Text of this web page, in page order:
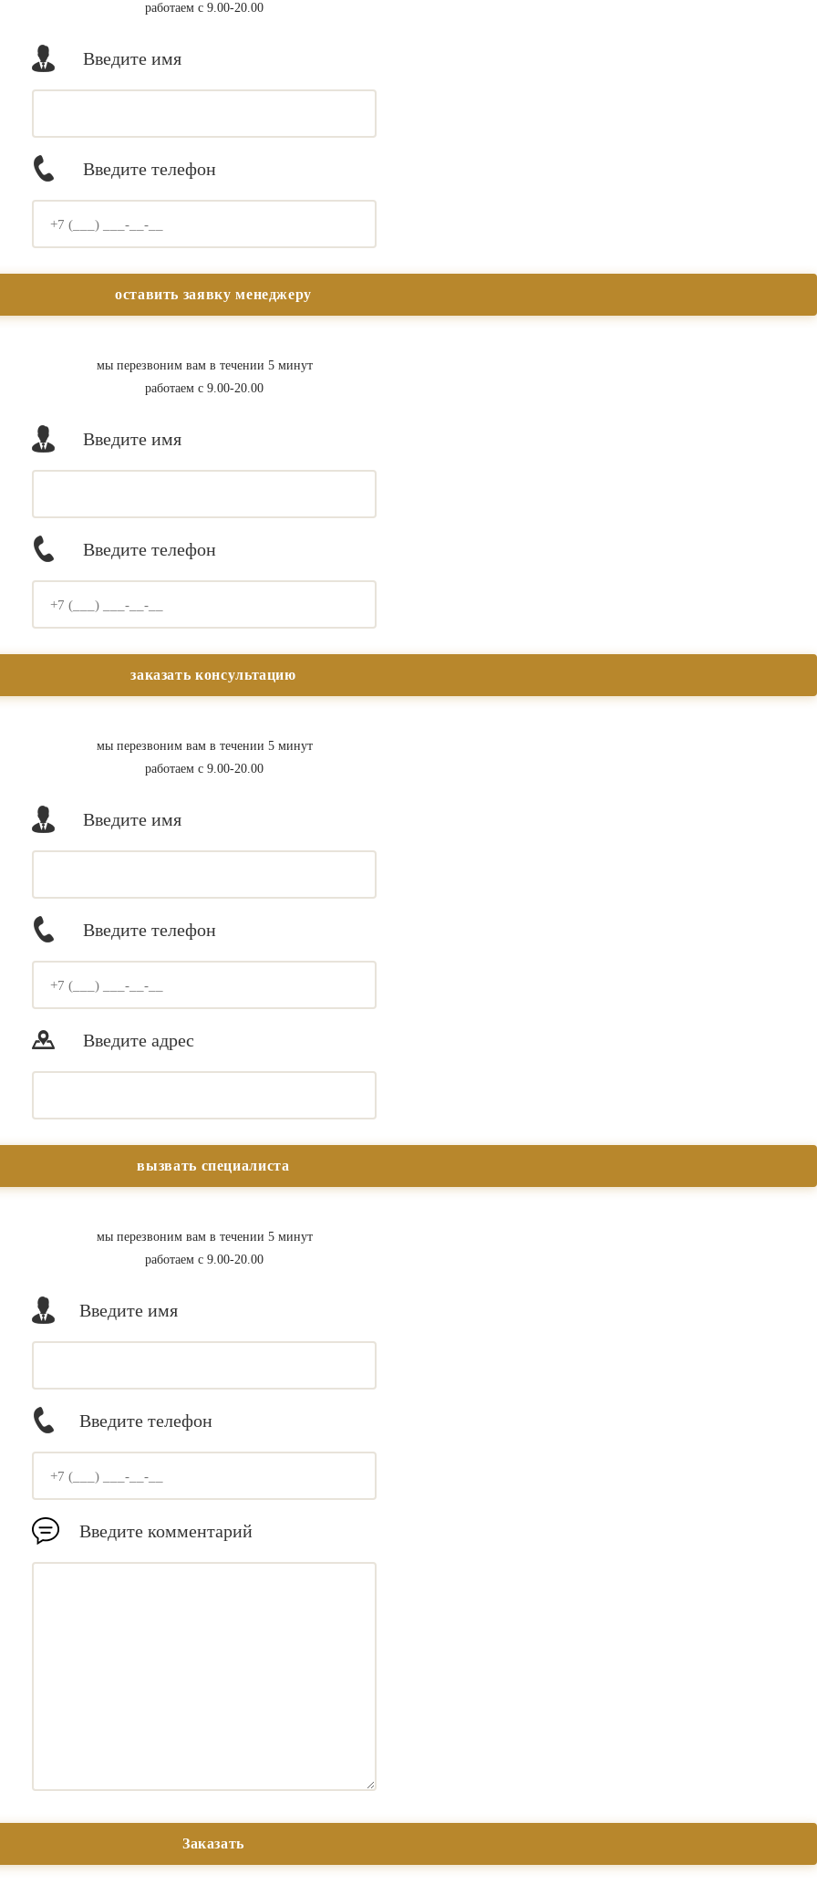
работаем с 9.00-20.00
Введите имя
Введите телефон
мы перезвоним вам в течении 5 минут
работаем с 9.00-20.00
Введите имя
Введите телефон
мы перезвоним вам в течении 5 минут
работаем с 9.00-20.00
Введите имя
Введите телефон
Введите адрес
мы перезвоним вам в течении 5 минут
работаем с 9.00-20.00
Введите имя
Введите телефон
Введите комментарий